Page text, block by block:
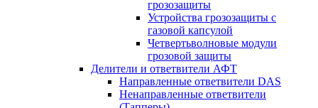
грозозащиты
Устройства грозозащиты с
газовой капсулой
Четвертьволновые модули
грозовой защиты
Делители и ответвители АФТ
Направленные ответвители DAS
Ненаправленные ответвители